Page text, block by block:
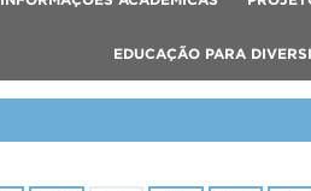
EDUCAÇÃO PARA